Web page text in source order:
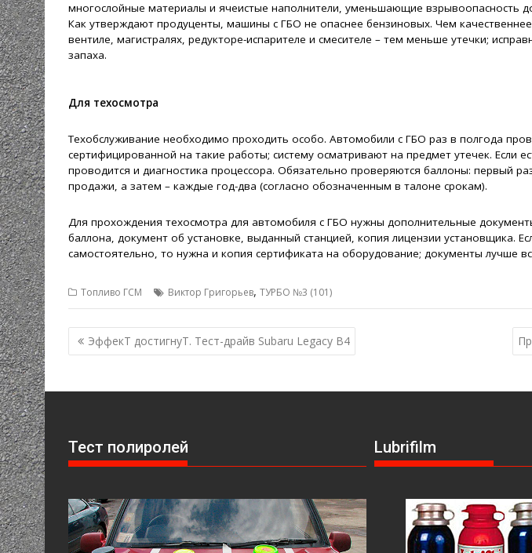
многослойные материалы и ячеистые наполнители, уменьшающие взрывоопасность
Как утверждают продуценты, машины с ГБО не опаснее бензиновых. Чем
вентиле, магистралях, редукторе-испарителе и смесителе – тем меньше утечки;
запаха.
Для техосмотра
Техобслуживание необходимо проходить особо. Автомобили с ГБО раз в полгода
сертифицированной на такие работы; систему осматривают на предмет утечек. Если
проводится и диагностика процессора. Обязательно проверяются баллоны: первый
продажи, а затем – каждые год-два (согласно обозначенным в талоне срокам).
Для прохождения техосмотра для автомобиля с ГБО нужны дополнительные
баллона, документ об установке, выданный станцией, копия лицензии установщика.
самостоятельно, то нужна и копия сертификата на оборудование; документы лучше
Топливо ГСМ Виктор Григорьев, ТУРБО №3 (101)
Навигация
по
ЭффекТ достигнуТ. Тест-драйв Subaru Legacy B4
Тест полиролей Lubrifilm